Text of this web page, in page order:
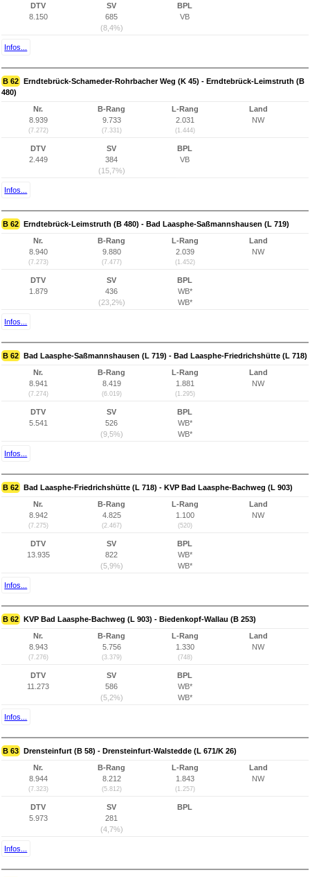
DTV
8.150
SV
685
(8,4%)
BPL
VB
Infos...
B 62 Erndtebrück-Schameder-Rohrbacher Weg (K 45) - Erndtebrück-Leimstruth (B
480)
Nr.
8.939
(7.272)
B-Rang
9.733
(7.331)
L-Rang
2.031
(1.444)
Land
NW
DTV
2.449
SV
384
(15,7%)
BPL
VB
Infos...
B 62 Erndtebrück-Leimstruth (B 480) - Bad Laasphe-Saßmannshausen (L 719)
Nr.
8.940
(7.273)
B-Rang
9.880
(7.477)
L-Rang
2.039
(1.452)
Land
NW
DTV
1.879
SV
436
(23,2%)
BPL
WB*
WB*
Infos...
B 62 Bad Laasphe-Saßmannshausen (L 719) - Bad Laasphe-Friedrichshütte (L 718)
Nr.
8.941
(7.274)
B-Rang
8.419
(6.019)
L-Rang
1.881
(1.295)
Land
NW
DTV
5.541
SV
526
(9,5%)
BPL
WB*
WB*
Infos...
B 62 Bad Laasphe-Friedrichshütte (L 718) - KVP Bad Laasphe-Bachweg (L 903)
Nr.
8.942
(7.275)
B-Rang
4.825
(2.467)
L-Rang
1.100
(520)
Land
NW
DTV
13.935
SV
822
(5,9%)
BPL
WB*
WB*
Infos...
B 62 KVP Bad Laasphe-Bachweg (L 903) - Biedenkopf-Wallau (B 253)
Nr.
8.943
(7.276)
B-Rang
5.756
(3.379)
L-Rang
1.330
(748)
Land
NW
DTV
11.273
SV
586
(5,2%)
BPL
WB*
WB*
Infos...
B 63 Drensteinfurt (B 58) - Drensteinfurt-Walstedde (L 671/K 26)
Nr.
8.944
(7.323)
B-Rang
8.212
(5.812)
L-Rang
1.843
(1.257)
Land
NW
DTV
5.973
SV
281
(4,7%)
BPL
Infos...